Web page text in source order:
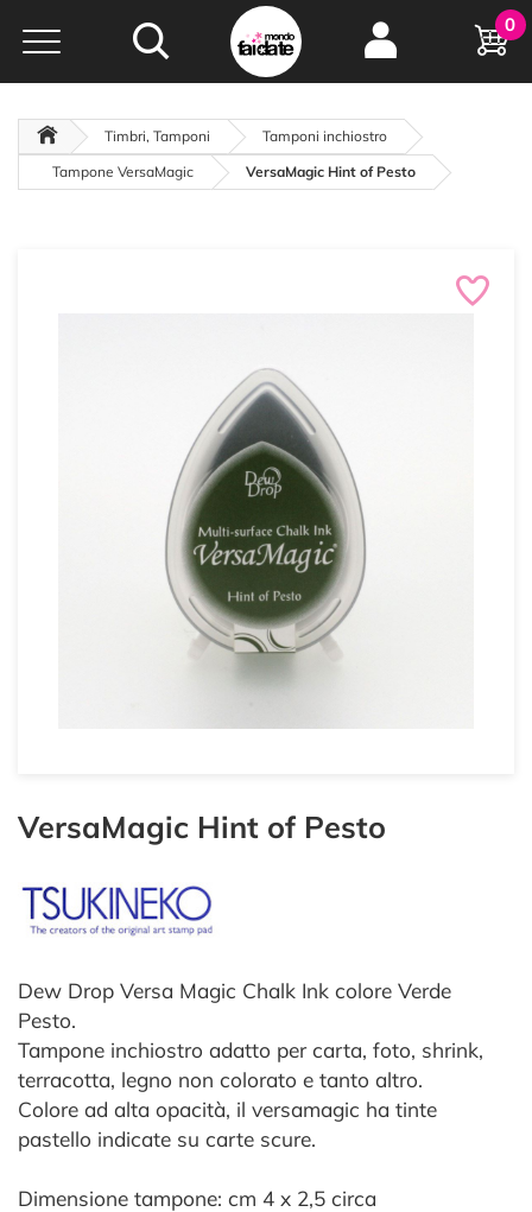
Hobby e
creatività...
oltre 15 anni online
0
Timbri, Tamponi
Tamponi inchiostro
Tampone VersaMagic
VersaMagic Hint of Pesto
VersaMagic Hint of Pesto
Dew Drop Versa Magic Chalk Ink colore Verde
Pesto.
Tampone inchiostro adatto per carta, foto, shrink,
terracotta, legno non colorato e tanto altro.
Colore ad alta opacità, il versamagic ha tinte
pastello indicate su carte scure.
Dimensione tampone: cm 4 x 2,5 circa